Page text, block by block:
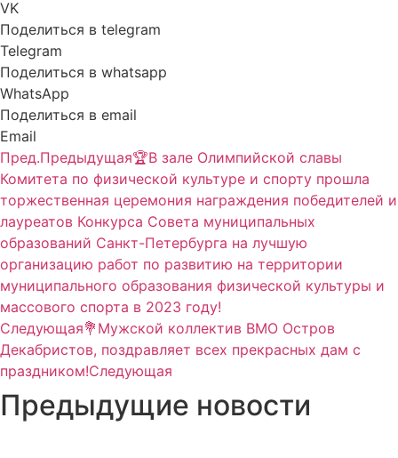
VK
Поделиться в telegram
Telegram
Поделиться в whatsapp
WhatsApp
Поделиться в email
Email
Пред.Предыдущая🏆В зале Олимпийской славы
Комитета по физической культуре и спорту прошла
торжественная церемония награждения победителей и
лауреатов Конкурса Совета муниципальных
образований Санкт-Петербурга на лучшую
организацию работ по развитию на территории
муниципального образования физической культуры и
массового спорта в 2023 году!
Следующая💐Мужской коллектив ВМО Остров
Декабристов, поздравляет всех прекрасных дам с
праздником!Следующая
Предыдущие новости